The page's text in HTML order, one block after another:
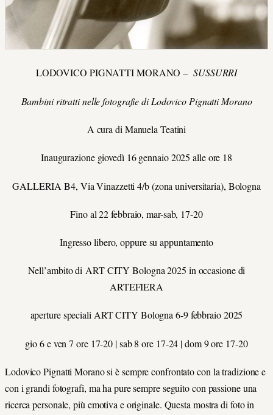
LODOVICO PIGNATTI MORANO – SUSSURRI
Bambini ritratti nelle fotografie di Lodovico Pignatti Morano
A cura di Manuela Teatini
Inaugurazione giovedì 16 gennaio 2025 alle ore 18
GALLERIA B4, Via Vinazzetti 4/b (zona universitaria), Bologna
Fino al 22 febbraio, mar-sab, 17-20
Ingresso libero, oppure su appuntamento
Nell’ambito di ART CITY Bologna 2025 in occasione di
ARTEFIERA
aperture speciali ART CITY Bologna 6-9 febbraio 2025
gio 6 e ven 7 ore 17-20 | sab 8 ore 17-24 | dom 9 ore 17-20
Lodovico Pignatti Morano si è sempre confrontato con la tradizione e
con i grandi fotografi, ma ha pure sempre seguito con passione una
ricerca personale, più emotiva e originale. Questa mostra di foto in